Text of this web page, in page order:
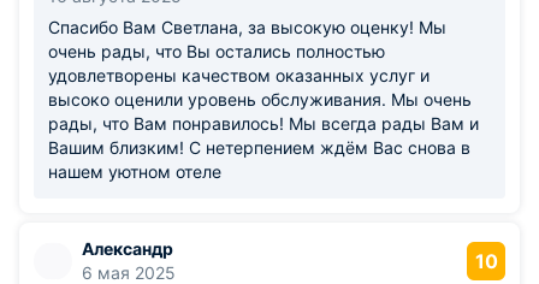
Спасибо Вам Светлана, за высокую оценку! Мы
очень рады, что Вы остались полностью
удовлетворены качеством оказанных услуг и
высоко оценили уровень обслуживания. Мы очень
рады, что Вам понравилось! Мы всегда рады Вам и
Вашим близким! С нетерпением ждём Вас снова в
нашем уютном отеле
Александр
6 мая 2025
10